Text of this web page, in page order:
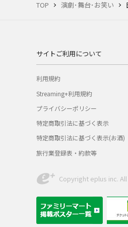
TOP 演劇･舞台･お笑い
サイトご利用について
利用規約
Streaming+利用規約
プライバシーポリシー
特定商取引法に基づく表示
特定商取引法に基づく表示(お酒)
旅行業登録表・約款等
Copyright eplus inc.